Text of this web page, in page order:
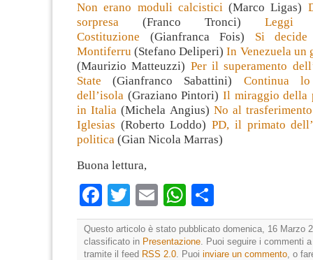
Non erano moduli calcistici(Marco Ligas)
sorpresa (Franco Tronci) Leggi
Costituzione (Gianfranca Fois) Si
Montiferru (Stefano Deliperi)In Venezuela un
(Maurizio Matteuzzi) Per il superamento
State (Gianfranco Sabattini) Continua lo
dell’isola (Graziano Pintori) Il miraggio della
in Italia (Michela Angius) No al
Iglesias (Roberto Loddo)PD, il primato
politica (Gian Nicola Marras)
Buona lettura,
Facebook
TwitterEmailWhatsApp
Questo articolo è stato pubblicato domenica, 16 Marzo
classificato in Presentazione . Puoi seguire i commenti
tramite il feed RSS 2.0 . Puoi inviare un commento , o